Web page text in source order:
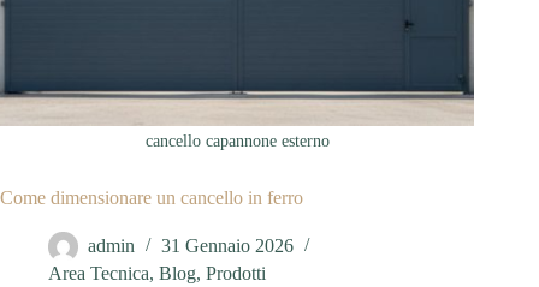
cancello capannone esterno
Come dimensionare un cancello in ferro
admin
31 Gennaio 2026
Area Tecnica, Blog, Prodotti